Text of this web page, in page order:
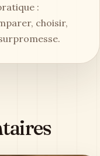
:
choisir,